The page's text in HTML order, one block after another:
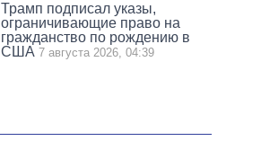
Трамп подписал указы,
ограничивающие право на
гражданство по рождению в
США 7 августа 2026, 04:39